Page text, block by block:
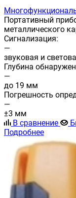
Портативный
металлического
Сигнализация:
—
звуковая и
Глубина
—
до 19 мм
Погрешность
—
±3 мм
В сравнение
Подробнее